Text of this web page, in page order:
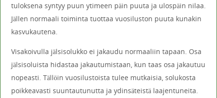
tuloksena syntyy puun ytimeen päin puuta ja ulospäin nilaa.
Jällen normaali toiminta tuottaa vuosiluston puuta kunakin
kasvukautena.
Visakoivulla jälsisolukko ei jakaudu normaaliin tapaan. Osa
jälsisoluista hidastaa jakautumistaan, kun taas osa jakautuu
nopeasti. Tällöin vuosilustoista tulee mutkaisia, solukosta
poikkeavasti suuntautunutta ja ydinsäteistä laajentuneita.